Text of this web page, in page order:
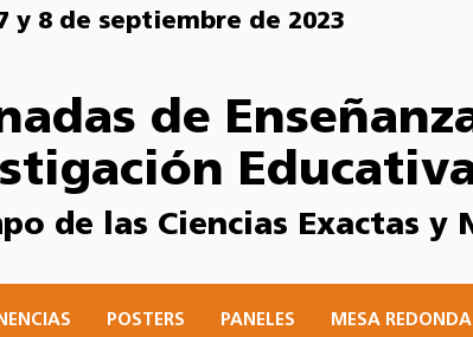
y 8 de septiembre de 2023
de
de las Ciencias Exactas y
POSTERS PANELES MESA REDONDA